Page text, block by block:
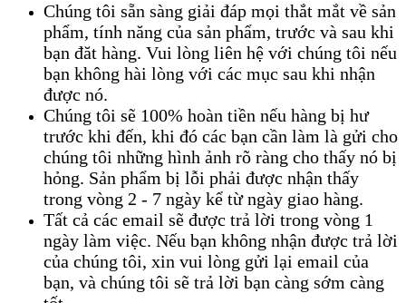
Chúng tôi sẵn sàng giải đáp mọi thắt mắt về sản
phẩm, tính năng của sản phẩm, trước và sau khi
bạn đăt hàng. Vui lòng liên hệ với chúng tôi nếu
bạn không hài lòng với các mục sau khi nhận
được nó.
Chúng tôi sẽ 100% hoàn tiền nếu hàng bị hư
trước khi đến, khi đó các bạn cần làm là gửi cho
chúng tôi những hình ảnh rõ ràng cho thấy nó bị
hỏng. Sản phẩm bị lỗi phải được nhận thấy
trong vòng 2 - 7 ngày kể từ ngày giao hàng.
Tất cả các email sẽ được trả lời trong vòng 1
ngày làm việc. Nếu bạn không nhận được trả lời
của chúng tôi, xin vui lòng gửi lại email của
bạn, và chúng tôi sẽ trả lời bạn càng sớm càng